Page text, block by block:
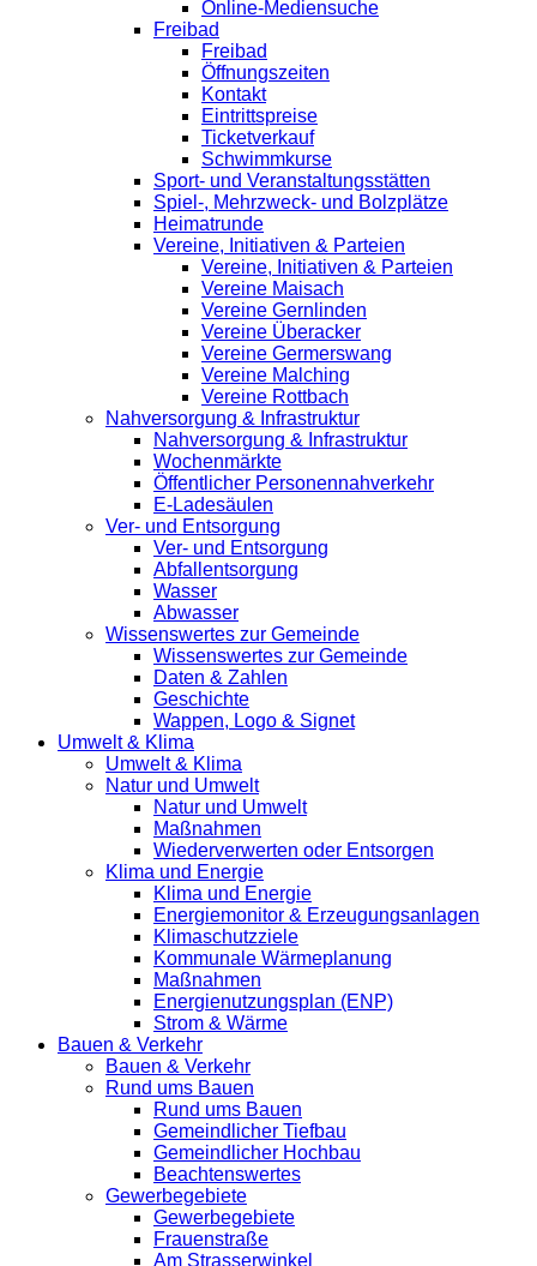
Online-Mediensuche
Freibad
Freibad
Öffnungszeiten
Kontakt
Eintrittspreise
Ticketverkauf
Schwimmkurse
Sport- und Veranstaltungsstätten
Spiel-, Mehrzweck- und Bolzplätze
Heimatrunde
Vereine, Initiativen & Parteien
Vereine, Initiativen & Parteien
Vereine Maisach
Vereine Gernlinden
Vereine Überacker
Vereine Germerswang
Vereine Malching
Vereine Rottbach
Nahversorgung & Infrastruktur
Nahversorgung & Infrastruktur
Wochenmärkte
Öffentlicher Personennahverkehr
E-Ladesäulen
Ver- und Entsorgung
Ver- und Entsorgung
Abfallentsorgung
Wasser
Abwasser
Wissenswertes zur Gemeinde
Wissenswertes zur Gemeinde
Daten & Zahlen
Geschichte
Wappen, Logo & Signet
Umwelt & Klima
Umwelt & Klima
Natur und Umwelt
Natur und Umwelt
Maßnahmen
Wiederverwerten oder Entsorgen
Klima und Energie
Klima und Energie
Energiemonitor & Erzeugungsanlagen
Klimaschutzziele
Kommunale Wärmeplanung
Maßnahmen
Energienutzungsplan (ENP)
Strom & Wärme
Bauen & Verkehr
Bauen & Verkehr
Rund ums Bauen
Rund ums Bauen
Gemeindlicher Tiefbau
Gemeindlicher Hochbau
Beachtenswertes
Gewerbegebiete
Gewerbegebiete
Frauenstraße
Am Strasserwinkel